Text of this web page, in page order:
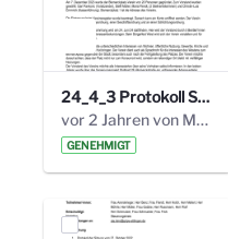
24_4_3 Protokoll Steuerungskreis.pdf
vor 2 Jahren von Marcel Eckert
GENEHMIGT